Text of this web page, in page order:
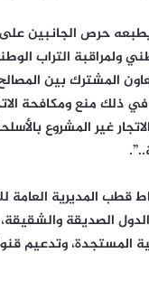
حرص الجانبين
الوطني ولمراقبة التراب
المشترك بين
ذلك منع ومكافحة
غير المشروع
قطب المديرية
الصديقة
المستجدة، وتدعيم